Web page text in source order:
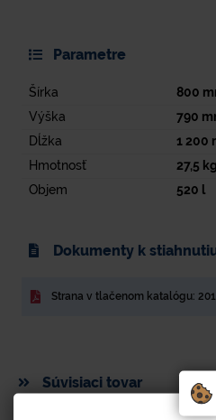
Parametre
Šírka 800
Výška
790
Dĺžka
1 200
Hmotnosť
27,5 kg
Objem
520 l
Dokumenty k
Strana v tlačenom katalógu: 201
Súvisiaci tovar